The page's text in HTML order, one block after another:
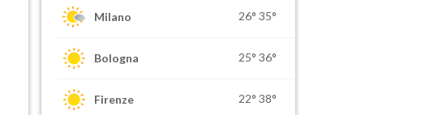
Milano 26° 35°
Bologna 25° 36°
Firenze 22° 38°